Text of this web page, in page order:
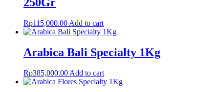
250Gr
Rp115,000.00 Add to cart
Arabica Bali Specialty 1Kg
Rp385,000.00 Add to cart